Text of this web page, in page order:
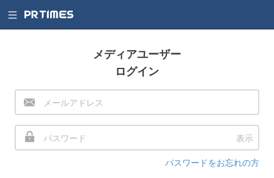
メディアユーザー
ログイン
表示
パスワードをお忘れの方